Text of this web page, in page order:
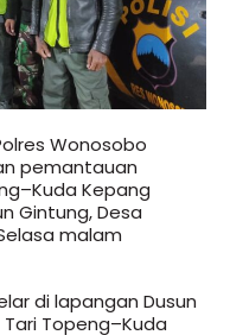
Wonosobo
pemantauan
Kepang
Gintung, Desa
malam
di lapangan Dusun
Topeng–Kuda